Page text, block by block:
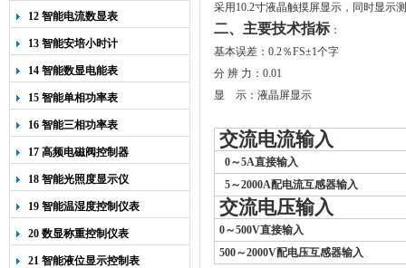
12 智能电流数显表
13 智能安培小时计
14 智能数显电能表
15 智能单相功率表
16 智能三相功率表
17 高频电磁阀控制器
18 智能光照度显示仪
19 智能温湿度控制仪表
20 数显称重控制仪表
21 智能液位显示控制表
采用 10.2寸液晶触摸屏显示，同时显示
二、主要技术指标：
基本误差： 0.2％FS±1个字
分 辨 力： 0.01
显
示：液晶屏显示
交流电流输入
0～5A直接输入
5～2000A配电流互感器输入
交流电压输入
0～500V直接输入
500～2000V配电压互感器输入